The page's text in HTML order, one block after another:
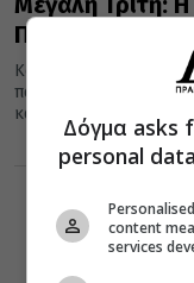
Παρθένων
Κατά την Μεγάλη Τρίτη
παρθένων γνωστής
καλεί... Δόγμα asks
personal
content
services